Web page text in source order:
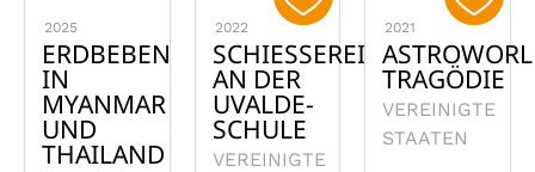
2025
ERDBEBEN
IN
MYANMAR
UND
THAILAND
2022
SCHIESSEREI A
N DER U
VALDE-S
CHULE
VEREINIGTE
2021
TRAGÖDIE
VEREINIGTE
STAATEN